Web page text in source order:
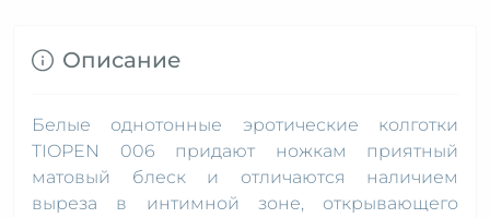
Описание
Белые однотонные эротические колготки
TIOPEN 006 придают ножкам приятный
матовый блеск и отличаются наличием
выреза в интимной зоне, открывающего